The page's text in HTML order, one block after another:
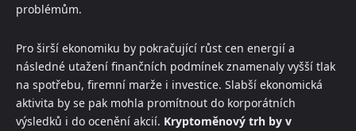
problémům.
Pro širší ekonomiku by pokračující růst cen energií a
následné utažení finančních podmínek znamenaly vyšší tlak
na spotřebu, firemní marže i investice. Slabší ekonomická
aktivita by se pak mohla promítnout do korporátních
výsledků i do ocenění akcií. Kryptoměnový trh by v